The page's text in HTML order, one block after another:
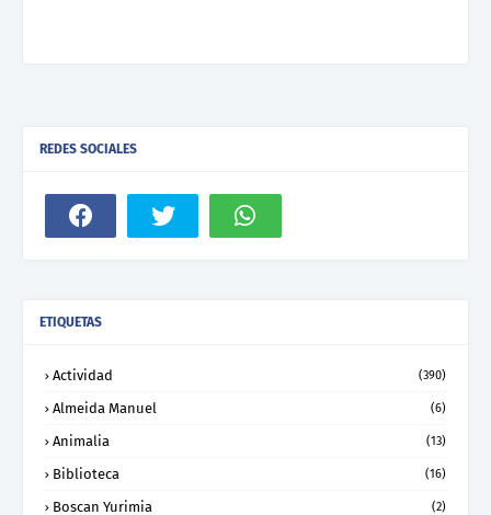
REDES SOCIALES
ETIQUETAS
Actividad (390)
Almeida Manuel (6)
Animalia (13)
Biblioteca (16)
Boscan Yurimia (2)